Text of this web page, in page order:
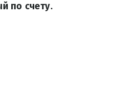
по счету.